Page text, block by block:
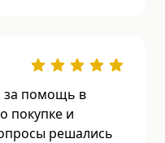
за помощь в
покупке и
решались